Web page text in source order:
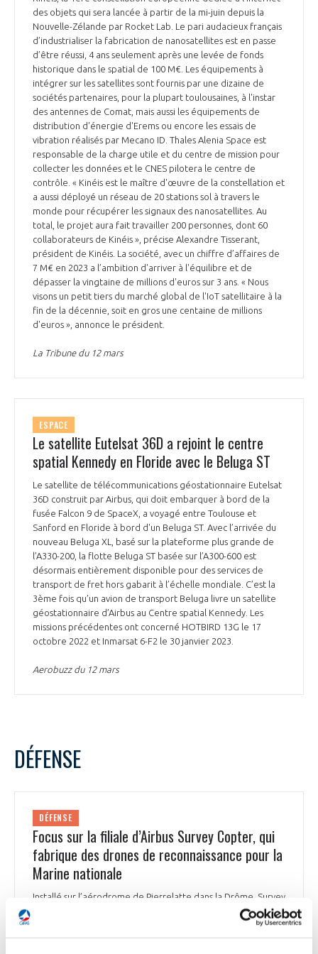
des objets qui sera lancée à partir de la mi-juin depuis la
Nouvelle-Zélande par Rocket Lab. Le pari audacieux français
d’industrialiser la fabrication de nanosatellites est en passe
d’être réussi, 4 ans seulement après une levée de fonds
historique dans le spatial de 100 M€. Les équipements à
intégrer sur les satellites sont fournis par une dizaine de
sociétés partenaires, pour la plupart toulousaines, à l'instar
des antennes de Comat, mais aussi les équipements de
distribution d'énergie d'Erems ou encore les essais de
vibration réalisés par Mecano ID. Thales Alenia Space est
responsable de la charge utile et du centre de mission pour
collecter les données et le CNES pilotera le centre de
contrôle. « Kinéis est le maître d'œuvre de la constellation et
a aussi déployé un réseau de 20 stations sol à travers le
monde pour récupérer les signaux des nanosatellites. Au
total, le projet aura fait travailler 200 personnes, dont 60
collaborateurs de Kinéis », précise Alexandre Tisserant,
président de Kinéis. La société, avec un chiffre d’affaires de
7 M€ en 2023 a l’ambition d'arriver à l'équilibre et de
dépasser la vingtaine de millions d'euros sur 3 ans. « Nous
visons un petit tiers du marché global de l'IoT satellitaire à la
fin de la décennie, soit en gros une centaine de millions
d'euros », annonce le président.
La Tribune du 12 mars
ESPACE
Le satellite Eutelsat 36D a rejoint le centre
spatial Kennedy en Floride avec le Beluga ST
Le satellite de télécommunications géostationnaire Eutelsat
36D construit par Airbus, qui doit embarquer à bord de la
fusée Falcon 9 de SpaceX, a voyagé entre Toulouse et
Sanford en Floride à bord d'un Beluga ST. Avec l’arrivée du
nouveau Beluga XL, basé sur la plateforme plus grande de
l’A330-200, la flotte Beluga ST basée sur l’A300-600 est
désormais entièrement disponible pour des services de
transport de fret hors gabarit à l’échelle mondiale. C’est la
3ème fois qu’un avion de transport Beluga livre un satellite
géostationnaire d’Airbus au Centre spatial Kennedy. Les
missions précédentes ont concerné HOTBIRD 13G le 17
octobre 2022 et Inmarsat 6-F2 le 30 janvier 2023.
Aerobuzz du 12 mars
DÉFENSE
DÉFENSE
Focus sur la filiale d’Airbus Survey Copter, qui
fabrique des drones de reconnaissance pour la
Marine nationale
Installé sur l’aérodrome de Pierrelatte dans la Drôme, Survey
Copter fabrique des systèmes de drones de reconnaissance
destinés à la Marine Nationale. L’Usine Nouvelle consacre un
reportage à la PME, entrée dans le giron d’Airbus Defence